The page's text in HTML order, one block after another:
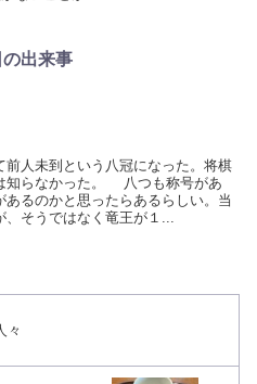
の出来事
人未到という八冠になった。将棋
知らなかった。 八つも称号があ
るのかと思ったらあるらしい。当
、そうではなく竜王が１...
々